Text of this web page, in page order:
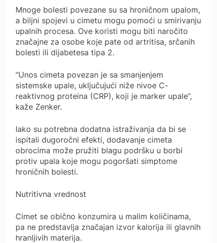
Mnoge bolesti povezane su sa hroničnom upalom,
a biljni spojevi u cimetu mogu pomoći u smirivanju
upalnih procesa. Ove koristi mogu biti naročito
značajne za osobe koje pate od artritisa, srčanih
bolesti ili dijabetesa tipa 2.
“Unos cimeta povezan je sa smanjenjem
sistemske upale, uključujući niže nivoe C-
reaktivnog proteina (CRP), koji je marker upale”,
kaže Zenker.
Iako su potrebna dodatna istraživanja da bi se
ispitali dugoročni efekti, dodavanje cimeta
obrocima može pružiti blagu podršku u borbi
protiv upala koje mogu pogoršati simptome
hroničnih bolesti.
Nutritivna vrednost
Cimet se obično konzumira u malim količinama,
pa ne predstavlja značajan izvor kalorija ili glavnih
hranljivih materija.